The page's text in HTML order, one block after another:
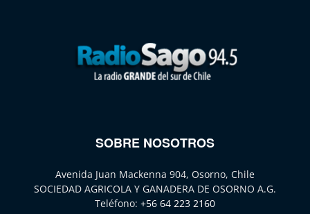
SOBRE NOSOTROS
Avenida Juan Mackenna 904, Osorno, Chile
SOCIEDAD AGRICOLA Y GANADERA DE OSORNO A.G.
Teléfono: +56 64 223 2160